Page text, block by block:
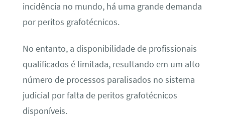
incidência no mundo, há uma grande demanda
por peritos grafotécnicos.
No entanto, a disponibilidade de profissionais
qualificados é limitada, resultando em um alto
número de processos paralisados no sistema
judicial por falta de peritos grafotécnicos
disponíveis.